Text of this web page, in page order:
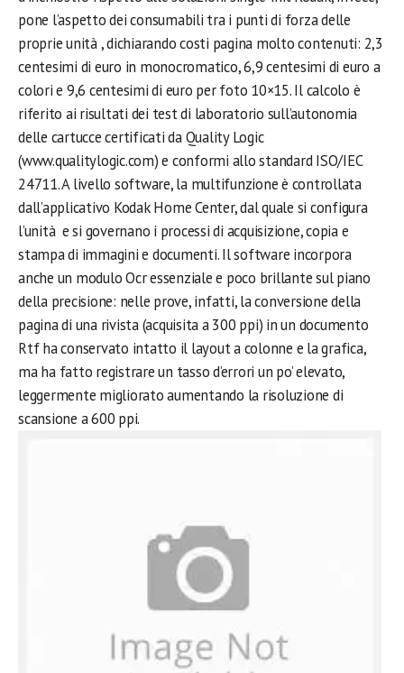
pone l’aspetto dei consumabili tra i punti di forza delle
proprie unità , dichiarando costi pagina molto contenuti: 2,3
centesimi di euro in monocromatico, 6,9 centesimi di euro a
colori e 9,6 centesimi di euro per foto 10×15. Il calcolo è
riferito ai risultati dei test di laboratorio sull’autonomia
delle cartucce certificati da Quality Logic
(www.qualitylogic.com) e conformi allo standard ISO/IEC
24711. A livello software, la multifunzione è controllata
dall’applicativo Kodak Home Center, dal quale si configura
l’unità e si governano i processi di acquisizione, copia e
stampa di immagini e documenti. Il software incorpora
anche un modulo Ocr essenziale e poco brillante sul piano
della precisione: nelle prove, infatti, la conversione della
pagina di una rivista (acquisita a 300 ppi) in un documento
Rtf ha conservato intatto il layout a colonne e la grafica,
ma ha fatto registrare un tasso d’errori un po’ elevato,
leggermente migliorato aumentando la risoluzione di
scansione a 600 ppi.